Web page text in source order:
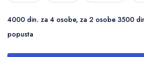
4000 din. za 4 osobe, za 2 osobe 3500
popusta